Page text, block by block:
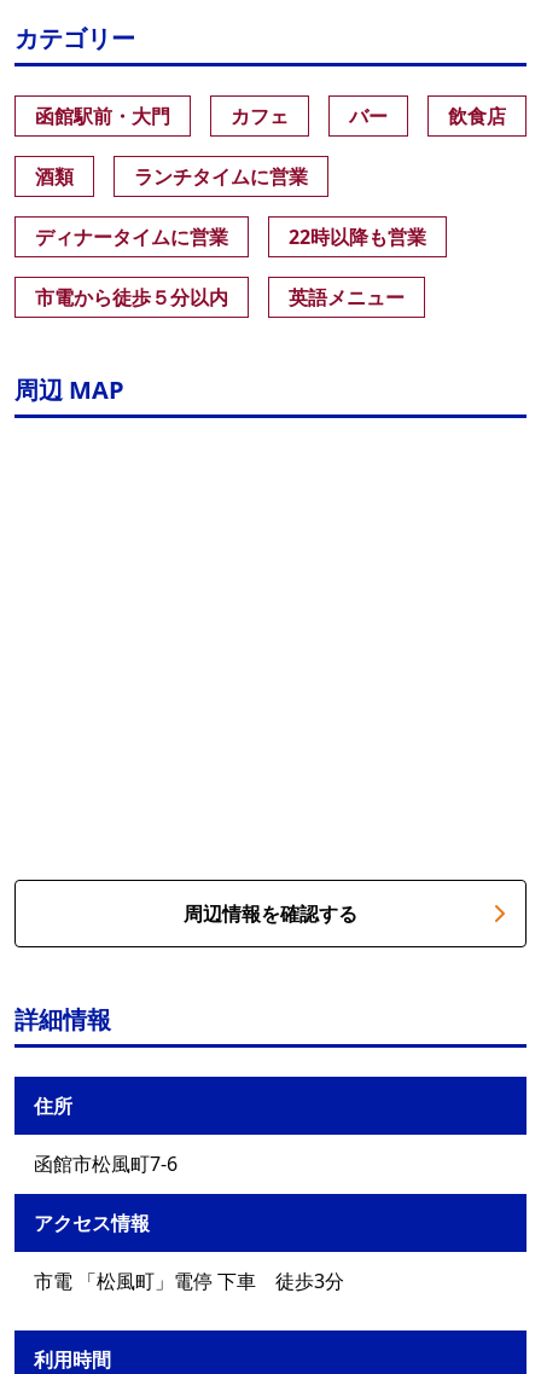
カテゴリー
函館駅前・大門 カフェ バー 飲食店
酒類 ランチタイムに営業
ディナータイムに営業 22時以降も営業
市電から徒歩５分以内 英語メニュー
周辺 MAP
周辺情報を確認する
詳細情報
住所
函館市松風町7-6
アクセス情報
市電 「松風町」電停 下車 徒歩3分
利用時間